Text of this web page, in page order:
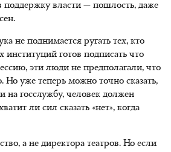
поддержку власти — пошлость, даже
не поднимается ругать тех, кто
институций готов подписать что
эти люди не предполагали, что
Но уже теперь можно точно сказать,
на госслужбу, человек должен
ли сил сказать «нет», когда
а не директора театров. Но если